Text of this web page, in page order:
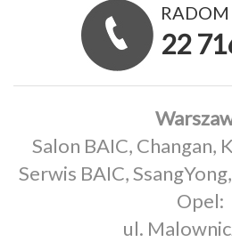
RADOM
22
Salon BAIC, Changan,
Serwis BAIC,
Opel:
ul.